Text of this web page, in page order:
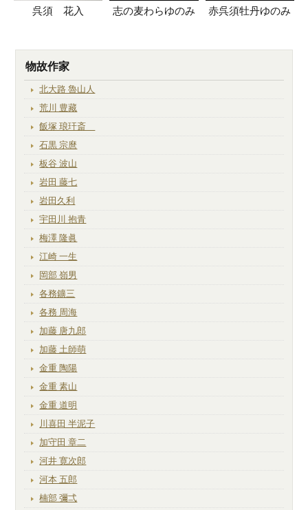
呉須 花入 志の麦わらゆのみ 赤呉須牡丹ゆのみ
物故作家
北大路 魯山人
荒川 豊藏
飯塚 琅玕斎
石黒 宗麿
板谷 波山
岩田 藤七
岩田久利
宇田川 抱青
梅澤 隆眞
江崎 一生
岡部 嶺男
各務鑛三
各務 周海
加藤 唐九郎
加藤 土師萌
金重 陶陽
金重 素山
金重 道明
川喜田 半泥子
加守田 章二
河井 寛次郎
河本 五郎
楠部 彌弌